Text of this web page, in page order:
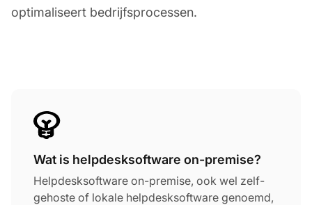
optimaliseert bedrijfsprocessen.
Wat is helpdesksoftware on-premise?
Helpdesksoftware on-premise, ook wel zelf-
gehoste of lokale helpdesksoftware genoemd,